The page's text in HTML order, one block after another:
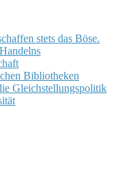
stets das Böse.
Bibliotheken
Gleichstellungspolitik